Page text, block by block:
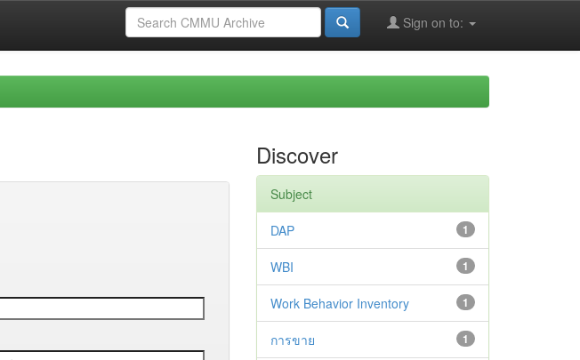
Sign on to:
Discover
Subject
1
DAP
1
WBI
1
Work Behavior Inventory
1
การขาย